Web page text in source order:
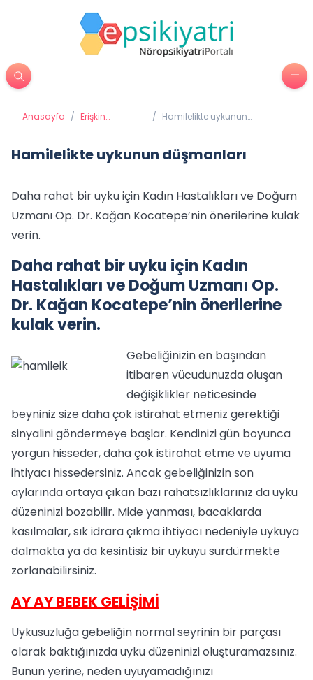
Anasayfa / Erişkin
/ Hamilelikte uykunun
Hamilelikte uykunun düşmanları
Daha rahat bir uyku için Kadın Hastalıkları ve Doğum
Uzmanı Op. Dr. Kağan Kocatepe’nin önerilerine kulak
verin.
Daha rahat bir uyku için Kadın
Hastalıkları ve Doğum Uzmanı Op.
Dr. Kağan Kocatepe’nin önerilerine
kulak verin.
Gebeliğinizin en başından
itibaren vücudunuzda oluşan
değişiklikler neticesinde
beyniniz size daha çok istirahat etmeniz gerektiği
sinyalini göndermeye başlar. Kendinizi gün boyunca
yorgun hisseder, daha çok istirahat etme ve uyuma
ihtiyacı hissedersiniz. Ancak gebeliğinizin son
aylarında ortaya çıkan bazı rahatsızlıklarınız da uyku
düzeninizi bozabilir. Mide yanması, bacaklarda
kasılmalar, sık idrara çıkma ihtiyacı nedeniyle uykuya
dalmakta ya da kesintisiz bir uykuyu sürdürmekte
zorlanabilirsiniz.
AY AY BEBEK GELİŞİMİ
Uykusuzluğa gebeliğin normal seyrinin bir parçası
olarak baktığınızda uyku düzeninizi oluşturamazsınız.
Bunun yerine, neden uyuyamadığınızı